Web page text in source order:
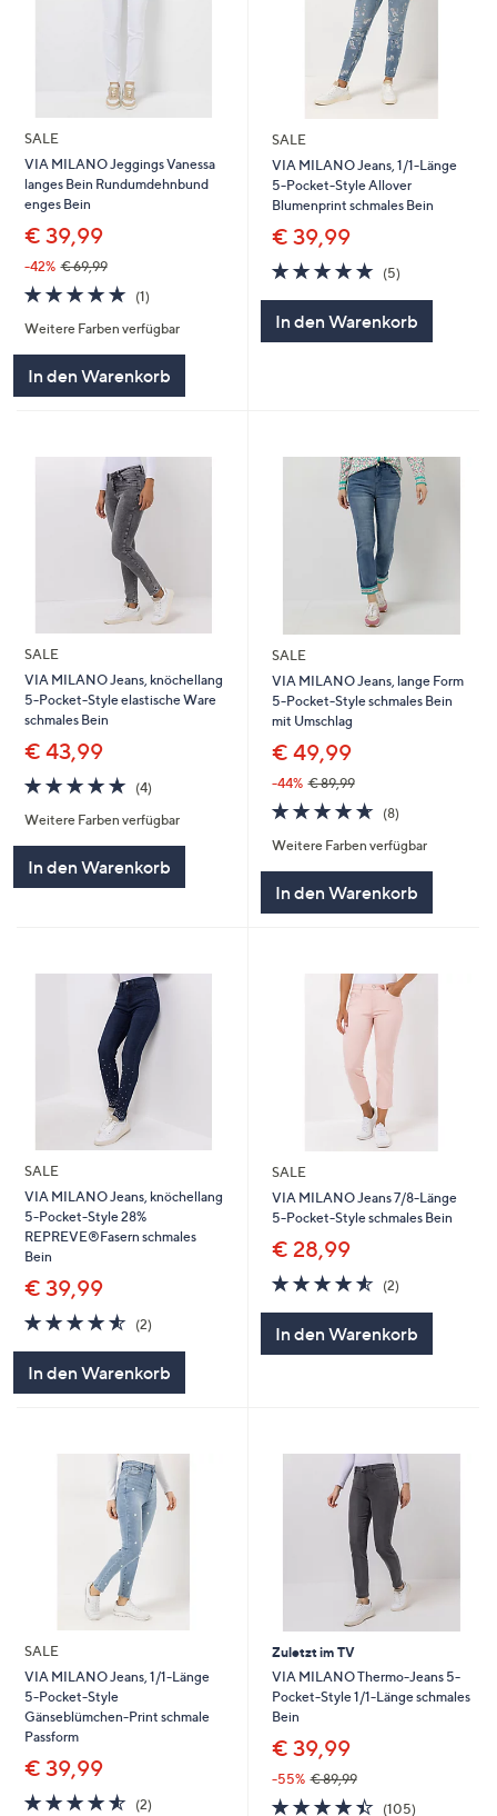
SALE
VIA MILANO Jeggings Vanessa
langes Bein Rundumdehnbund
enges Bein
€ 39,99
-42% € 69,99
5.0
von
5
(1)1
Weitere Farben verfügbar
In den Warenkorb
SALE
VIA MILANO Jeans, 1/1-Länge
5-Pocket-Style Allover
Blumenprint schmales Bein
€ 39,99
4.8
von
(5)5
In den Warenkorb
SALE
VIA MILANO Jeans, knöchellang
5-Pocket-Style elastische Ware
schmales Bein
€ 43,99
4.8
von
5
(4)4
Weitere Farben verfügbar
In den Warenkorb
SALE
VIA MILANO Jeans, lange Form
5-Pocket-Style schmales Bein
mit Umschlag
€ 49,99
-44% € 89,99
4.6
von
5
(8)8
Weitere Farben verfügbar
In den Warenkorb
SALE
VIA MILANO Jeans, knöchellang
5-Pocket-Style 28%
REPREVE®Fasern schmales
Bein
€ 39,99
4.5
von
(2)2
In den Warenkorb
SALE
VIA MILANO Jeans 7/8-Länge
5-Pocket-Style schmales Bein
€ 28,99
4.5
von
(2)2
In den Warenkorb
SALE
VIA MILANO Jeans, 1/1-Länge
5-Pocket-Style
Gänseblümchen-Print schmale
Passform
€ 39,99
4.5
(2)2
Zuletzt im TV
VIA MILANO Thermo-Jeans 5-
Pocket-Style 1/1-Länge schmales
Bein
€ 39,99
-55% € 89,99
4.4
(105)105